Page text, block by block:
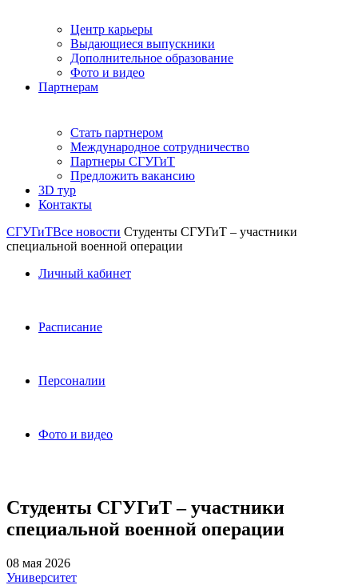
Центр карьеры
Выдающиеся выпускники
Дополнительное образование
Фото и видео
Партнерам
Стать партнером
Международное сотрудничество
Партнеры СГУГиТ
Предложить вакансию
3D тур
Контакты
СГУГиТВсе новости Студенты СГУГиТ – участники
специальной военной операции
Личный кабинет
Расписание
Персоналии
Фото и видео
Студенты СГУГиТ – участники
специальной военной операции
08 мая 2026
Университет